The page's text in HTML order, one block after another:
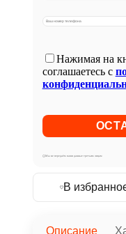
Нажимая на
соглашаетесь с
Мы не передаём ваши данные третьим лицам
В
Описание